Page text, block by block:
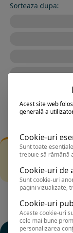
Sorteaza dupa:
Filtrarea
alte fitre.
Acest site web
generală a
Cookie-uri
Sunt toate
trebuie să rămână
Cookie-uri de
Sunt cookie-uri
pagini vizualizate,
Cookie-uri
Aceste cookie-uri
cele mai bune
personalizarea